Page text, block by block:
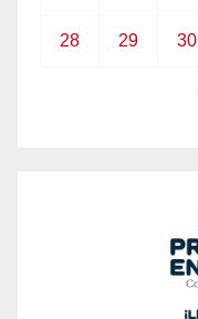
28 29 30